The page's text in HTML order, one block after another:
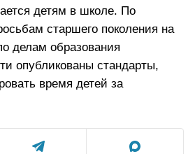
детям в школе. По
старшего поколения на
делам образования
опубликованы стандарты,
время детей за